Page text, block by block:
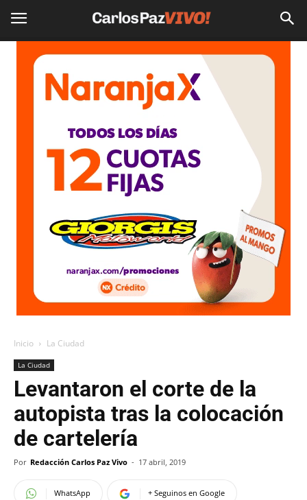
Inicio La Ciudad
La Ciudad
Levantaron el corte de la
autopista tras la colocación
de cartelería
Por Redacción Carlos Paz Vivo - 17 abril, 2019
WhatsApp + Seguinos en Google